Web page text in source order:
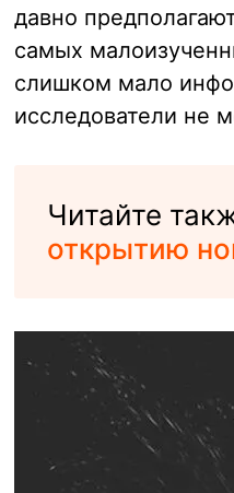
давно
самых
слишком мало
исследователи не
Читайте
открытию